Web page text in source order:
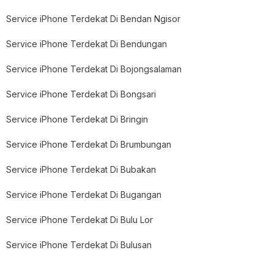
Service iPhone Terdekat Di Bendan Ngisor
Service iPhone Terdekat Di Bendungan
Service iPhone Terdekat Di Bojongsalaman
Service iPhone Terdekat Di Bongsari
Service iPhone Terdekat Di Bringin
Service iPhone Terdekat Di Brumbungan
Service iPhone Terdekat Di Bubakan
Service iPhone Terdekat Di Bugangan
Service iPhone Terdekat Di Bulu Lor
Service iPhone Terdekat Di Bulusan